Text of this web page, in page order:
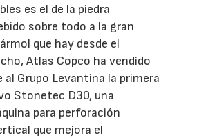
es el de la piedra
sobre todo a la gran
que hay desde el
Atlas Copco ha vendido
Grupo Levantina la primera
Stonetec D30, una
para perforación
que mejora el